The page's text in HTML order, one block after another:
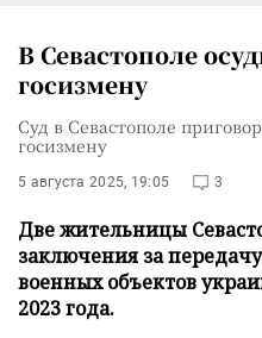
В Севастополе
госизмену
Суд в Севастополе
госизмену
5 августа 2025, 19:05 3
Две жительницы
заключения за
военных объектов
2023 года.